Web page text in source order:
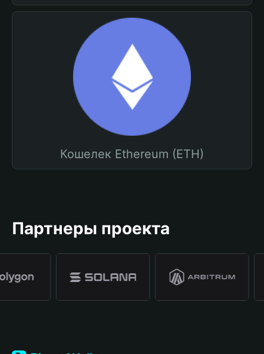
Кошелек Ethereum (ETH)
Партнеры проекта